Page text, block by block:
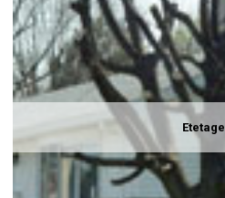
Etetage